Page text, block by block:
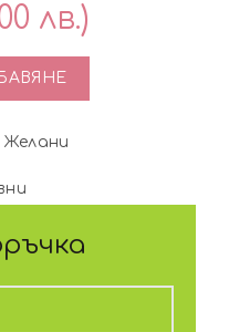
лв.)
за Топла кола маска на
Желани